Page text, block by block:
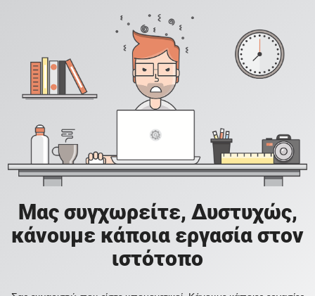
Μας συγχωρείτε, Δυστυχώς,
κάνουμε κάποια εργασία στον
ιστότοπο